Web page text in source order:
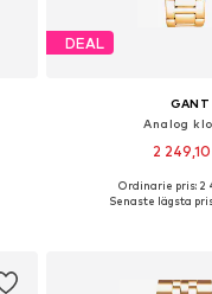
DEAL
GANT
Analog
2
Tillgängliga
Ordinarie pris: 2
Senaste lägsta